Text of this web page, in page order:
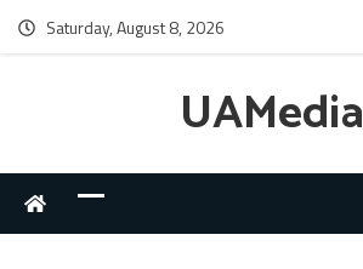
Saturday, August 8, 2026
UAMedia